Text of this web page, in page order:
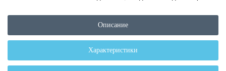
Описание
Характеристики